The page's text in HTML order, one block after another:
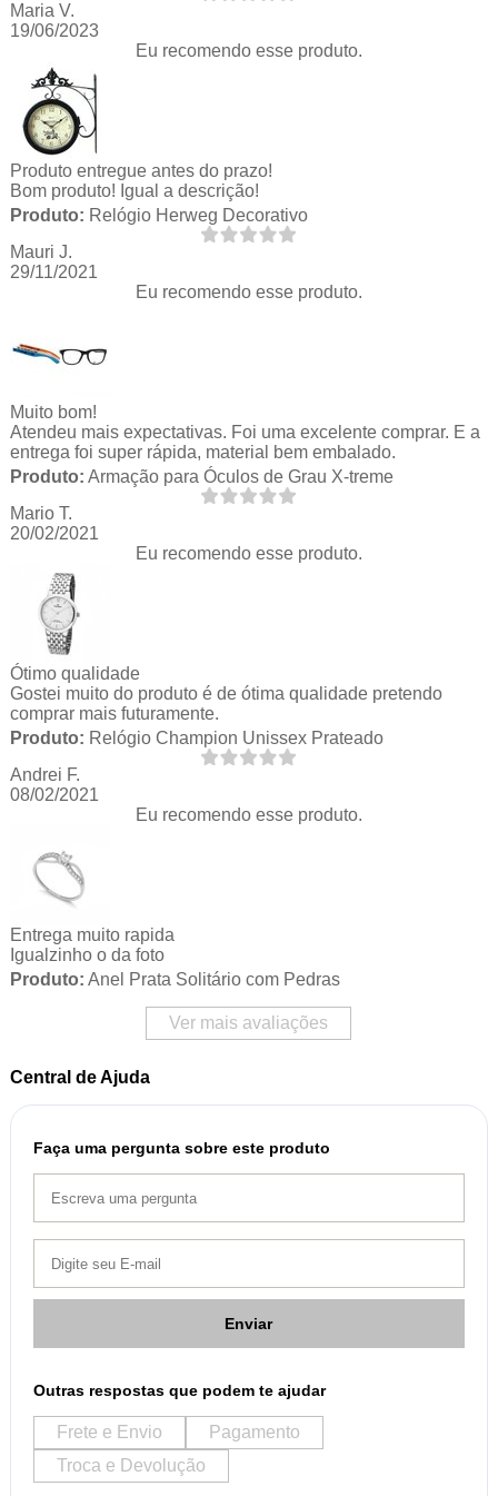
Maria V.
19/06/2023
Eu recomendo esse produto.
Produto entregue antes do prazo!
Bom produto! Igual a descrição!
Produto: Relógio Herweg Decorativo
Mauri J.
29/11/2021
Eu recomendo esse produto.
Muito bom!
Atendeu mais expectativas. Foi uma excelente comprar. E a
entrega foi super rápida, material bem embalado.
Produto: Armação para Óculos de Grau X-treme
Mario T.
20/02/2021
Eu recomendo esse produto.
Ótimo qualidade
Gostei muito do produto é de ótima qualidade pretendo
comprar mais futuramente.
Produto: Relógio Champion Unissex Prateado
Andrei F.
08/02/2021
Eu recomendo esse produto.
Entrega muito rapida
Igualzinho o da foto
Produto: Anel Prata Solitário com Pedras
Ver mais avaliações
Central de Ajuda
Faça uma pergunta sobre este produto
Enviar
Outras respostas que podem te ajudar
Frete e Envio
Pagamento
Troca e Devolução